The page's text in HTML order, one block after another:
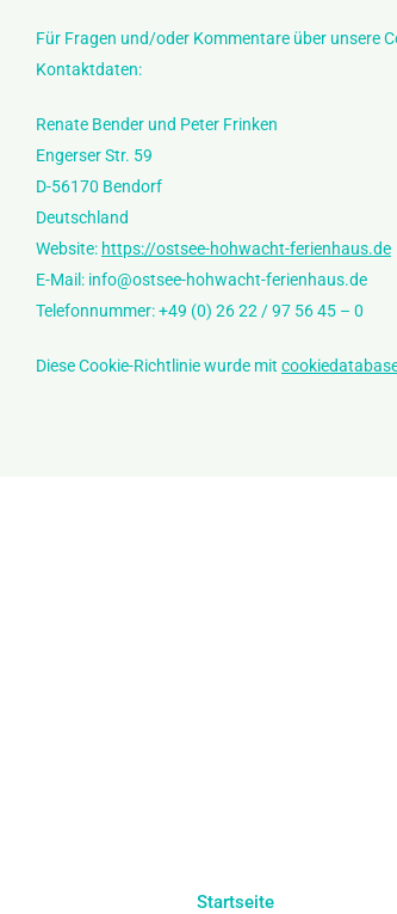
Für Fragen und/oder Kommentare über unsere
Kontaktdaten:
Renate Bender und Peter Frinken
Engerser Str. 59
D-56170 Bendorf
Deutschland
Website: https://ostsee-hohwacht-ferienhaus.de
E-Mail: info@ostsee-hohwacht-ferienhaus.de
Telefonnummer: +49 (0) 26 22 / 97 56 45 – 0
Diese Cookie-Richtlinie wurde mit
Startseite